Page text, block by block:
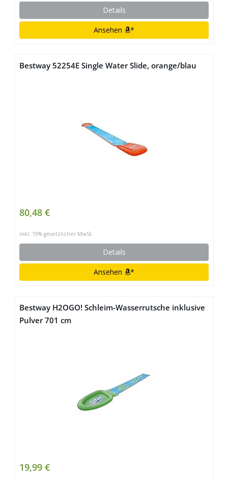
Details
Ansehen *
Bestway 52254E Single Water Slide, orange/blau
80,48 €
inkl. 19% gesetzlicher MwSt.
Details
Ansehen *
Bestway H2OGO! Schleim-Wasserrutsche inklusive
Pulver 701 cm
19,99 €